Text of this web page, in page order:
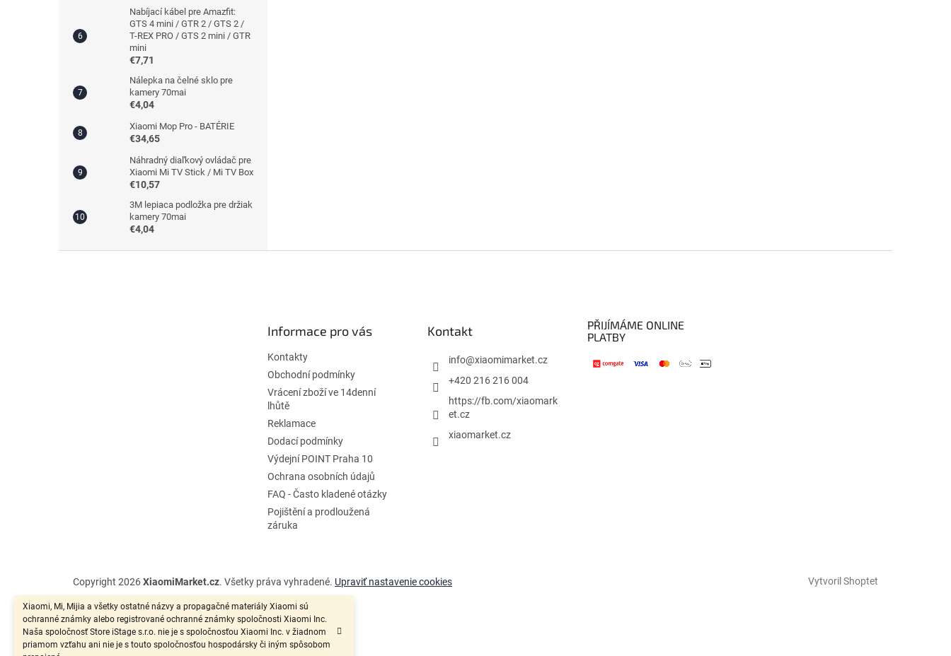
Xiaomi, Mi, Mijia a všetky ostatné názvy a propagačné materiály Xiaomi sú
ochranné známky alebo registrované ochranné známky spoločnosti Xiaomi Inc.
Naša spoločnosť Store iStage s.r.o. nie je s spoločnosťou Xiaomi Inc. v žiadnom
priamom vzťahu ani nie je s touto spoločnosťou hospodársky či iným spôsobom
Nabíjací kábel pre Amazfit:
GTS 4 mini / GTR 2 / GTS 2 /
T-REX PRO / GTS 2 mini / GTR
mini
€7,71
Nálepka na čelné sklo pre
kamery 70mai
€4,04
Xiaomi Mop Pro - BATÉRIE
€34,65
Náhradný diaľkový ovládač pre
Xiaomi Mi TV Stick / Mi TV Box
€10,57
3M lepiaca podložka pre držiak
kamery 70mai
€4,04
Informace pro vás
Kontakty
Obchodní podmínky
Vrácení zboží ve 14denní
lhůtě
Reklamace
Dodací podmínky
Výdejní POINT Praha 10
Ochrana osobních údajů
FAQ - Často kladené otázky
Pojištění a prodloužená
záruka
Kontakt
info@xiaomimarket.cz
+420 216 216 004
https://fb.com/xiaomark
et.cz
xiaomarket.cz
PŘIJÍMÁME ONLINE
PLATBY
Vytvoril Shoptet
Copyright 2026XiaomiMarket.cz. Všetky práva vyhradené. Upraviť nastavenie cookies